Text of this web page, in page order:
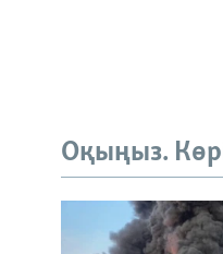
Оқыңыз.